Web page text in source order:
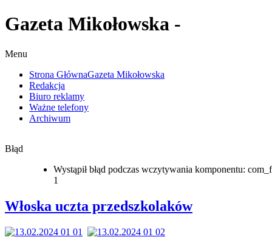
Gazeta Mikołowska -
Menu
Strona GłównaGazeta Mikołowska
Redakcja
Biuro reklamy
Ważne telefony
Archiwum
Błąd
Wystąpił błąd podczas wczytywania komponentu:
1
Włoska uczta przedszkolaków